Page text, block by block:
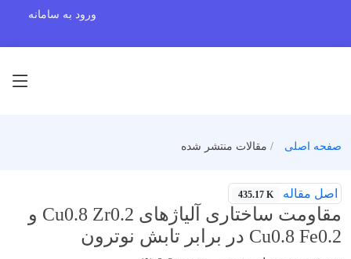
ورود به سامانه
صفحه اصلی مقالات منتشر شده
اصل مقاله 435.17 K
مقاومت ساختاری آلیاژهای Cu0.8 Zr0.2 و
Cu0.8 Fe0.2 در برابر تابش نوترون